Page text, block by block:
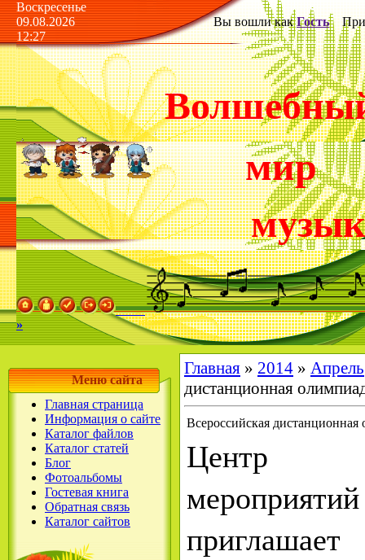
Воскресенье
09.08.2026
12:27
Вы вошли как Гость
мир
»
Меню сайта
Главная страница
Информация о сайте
Каталог файлов
Каталог статей
Блог
Фотоальбомы
Гостевая книга
Обратная связь
Каталог сайтов
Главная » 2014 » Апрель
дистанционная
Всероссийская
Центр